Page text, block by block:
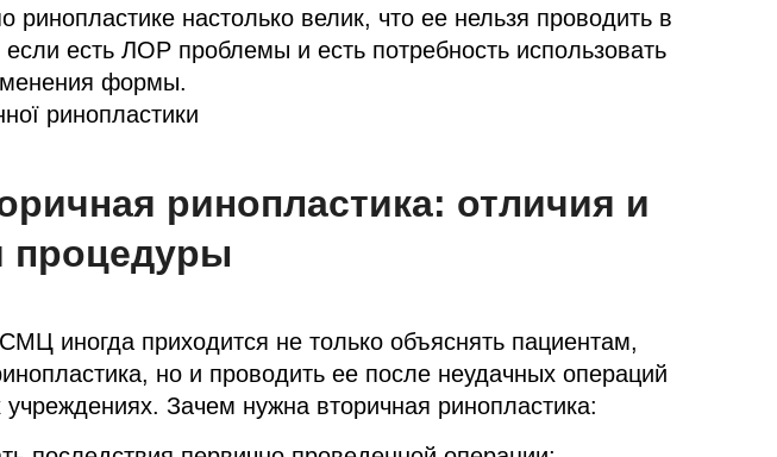
ринопластике настолько велик, что ее нельзя проводить в
есть ЛОР проблемы и есть потребность использовать
формы.
ринопластика: отличия и
процедуры
иногда приходится не только объяснять пациентам,
но и проводить ее после неудачных операций
учреждениях. Зачем нужна вторичная ринопластика: